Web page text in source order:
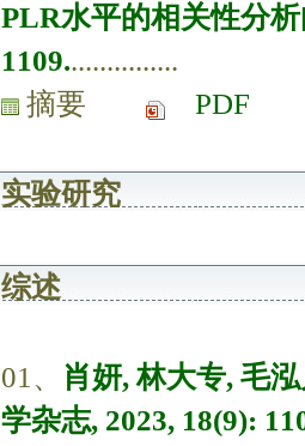
PLR水平的相关性分析
1109................
摘要
PDF
实验研究
综述
01、
肖妍, 林大专, 毛
学杂志, 2023, 18(9):